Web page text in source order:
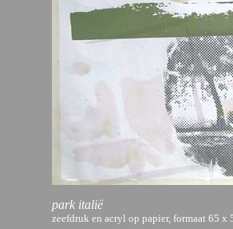
park italië
zeefdruk en acryl op papier, formaat 65 x